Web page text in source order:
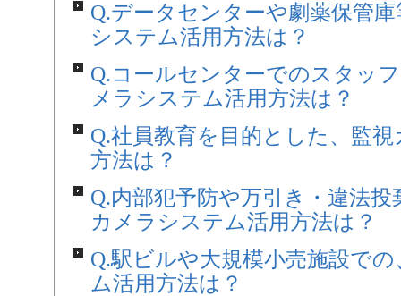
Q.データセンターや劇薬保管
システム活用方法は？
Q.コールセンターでのスタッ
メラシステム活用方法は？
Q.社員教育を目的とした、監
方法は？
Q.内部犯予防や万引き・違法
カメラシステム活用方法は？
Q.駅ビルや大規模小売施設で
ム活用方法は？